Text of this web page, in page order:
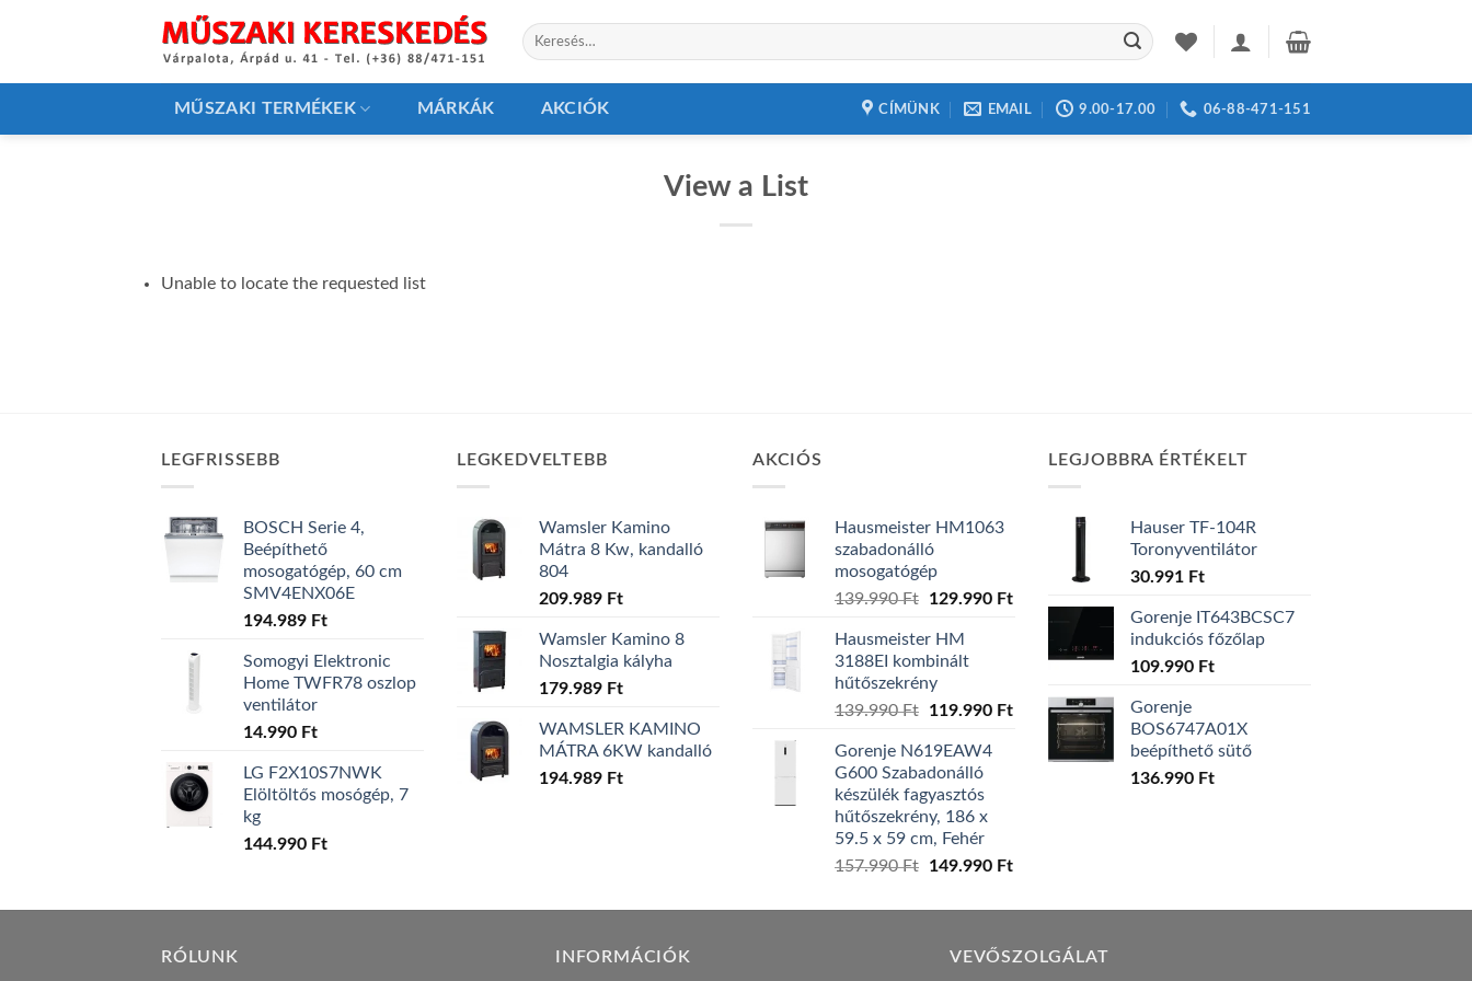
Keresés
a
MŰSZAKI TERMÉKEK MÁRKÁK AKCIÓK CÍMÜNK EMAIL 9.00-17.00 06-88-471-151
View a List
Unable to locate the requested list
LEGFRISSEBB
BOSCH Serie 4,
Beépíthető
mosogatógép, 60 cm
SMV4ENX06E
194.989 Ft
Somogyi Elektronic
Home TWFR78 oszlop
ventilátor
14.990 Ft
LG F2X10S7NWK
Elöltöltős mosógép, 7
kg
144.990 Ft
LEGKEDVELTEBB
Wamsler Kamino
Mátra 8 Kw, kandalló
804
209.989 Ft
Wamsler Kamino 8
Nosztalgia kályha
179.989 Ft
WAMSLER KAMINO
MÁTRA 6KW kandalló
194.989 Ft
AKCIÓS
Hausmeister HM1063
szabadonálló
mosogatógép
139.990Ft
Original
was:
139.990 Ft.
129.990 FtCurrent
Hausmeister HM
3188EI kombinált
hűtőszekrény
139.990Ft
Original
was:
139.990 Ft.
119.990 FtCurrent
Gorenje N619EAW4
G600 Szabadonálló
készülék fagyasztós
hűtőszekrény, 186 x
59.5 x 59 cm, Fehér
157.990Ft
Original
was:
149.990 FtCurrent
is:
LEGJOBBRA ÉRTÉKELT
Hauser TF-104R
Toronyventilátor
30.991 Ft
Gorenje IT643BCSC7
indukciós főzőlap
109.990 Ft
Gorenje
BOS6747A01X
beépíthető sütő
136.990 Ft
RÓLUNK INFORMÁCIÓK VEVŐSZOLGÁLAT